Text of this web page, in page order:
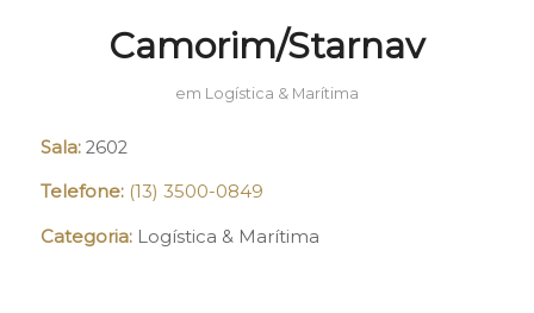
Camorim/Starnav
em Logística & Marítima
Sala: 2602
Telefone: (13) 3500-0849
Categoria: Logística & Marítima